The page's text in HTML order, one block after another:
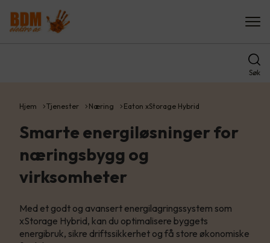
Søk
Hjem Tjenester Næring Eaton xStorage Hybrid
Smarte energiløsninger for
næringsbygg og
virksomheter
Med et godt og avansert energilagringssystem som
xStorage Hybrid, kan du optimalisere byggets
energibruk, sikre driftssikkerhet og få store økonomiske